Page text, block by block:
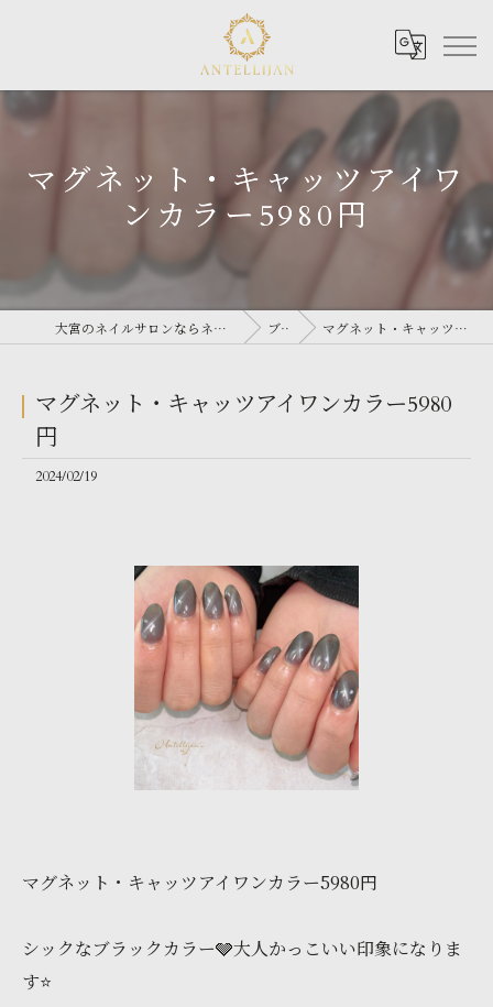
マグネット・キャッツアイワ
ンカラー5980円
大宮のネイルサロンならネイルサロン Antellijan 大宮 ブログ マグネット・キャッツアイワンカラー5980円
マグネット・キャッツアイワンカラー5980
円
2024/02/19
マグネット・キャッツアイワンカラー5980円
シックなブラックカラー🩶大人かっこいい印象になりま
す⭐️